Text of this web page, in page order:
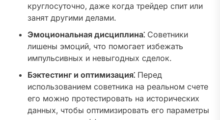
круглосуточно‚ даже когда трейдер спит или
занят другими делами.
Эмоциональная дисциплина⁚ Советники
лишены эмоций‚ что помогает избежать
импульсивных и невыгодных сделок.
Бэктестинг и оптимизация⁚ Перед
использованием советника на реальном счете
его можно протестировать на исторических
данных‚ чтобы оптимизировать его параметры